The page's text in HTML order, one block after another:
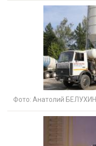
Фото: Анатолий БЕЛУХИН